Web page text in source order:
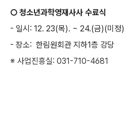
○ 청소년과학영재사사 수료식
- 일시 : 12. 23(목). ~ 24.(금)(미정)
- 장소: 한림원회관 지하1층 강당
※ 사업진흥실: 031-710-4681